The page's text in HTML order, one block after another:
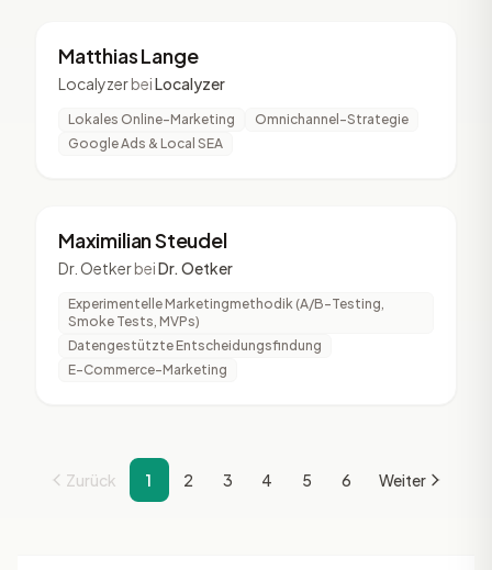
ML
Matthias Lange
LocalyzerbeiLocalyzer
Lokales Online-Marketing
Omnichannel-Strategie
Google Ads & Local SEA
MS
Maximilian Steudel
Dr. OetkerbeiDr. Oetker
Experimentelle Marketingmethodik (A/B-Testing,
Smoke Tests, MVPs)
Datengestützte Entscheidungsfindung
E-Commerce-Marketing
Zurück 1 2 3 4 5 6 Weiter